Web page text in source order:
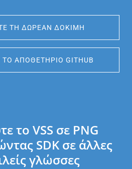
ΤΗ ΔΩΡΕΆΝ ΔΟΚΙΜΉ
ΑΠΟΘΕΤΉΡΙΟ GITHUB
το VSS σε PNG
SDK σε άλλες
γλώσσες